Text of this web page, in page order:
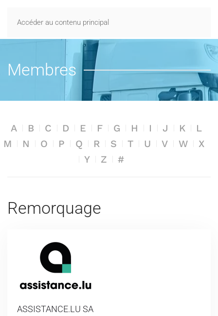
Accéder au contenu principal
Membres
A B C D E F G H I J K
L
M
N O P Q R S T U V W
X
Y
Z #
Remorquage
ASSISTANCE.LU SA